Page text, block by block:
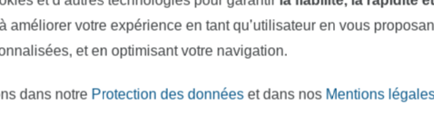
à Brid Fichtner et
fins non commerciales. Il
des articles destinés à la
que la production en
améliorer votre expérience en tant qu’utilisateur en vous
et en optimisant votre navigation.
dans notre Protection des donnéeset dans nos Mentions